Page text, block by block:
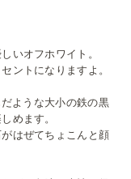
いオフホワイト。
ントになりますよ。
ような大小の鉄の黒
めます。
はぜてちょこんと顔